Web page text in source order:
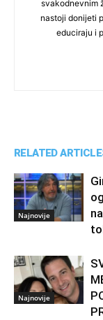
svakodnevnim
nastoji donijeti
educiraju i
RELATED
Najnovije
Najnovije